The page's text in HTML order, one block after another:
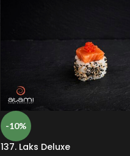
-10%
137. Laks Deluxe